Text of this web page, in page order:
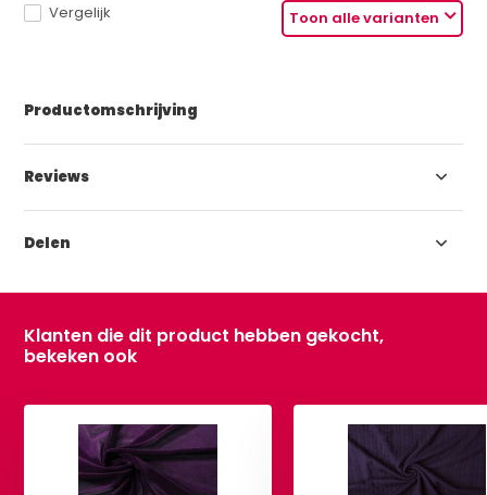
Toon alle varianten
Vergelijk
Productomschrijving
Reviews
Delen
Klanten die dit product hebben gekocht,
bekeken ook